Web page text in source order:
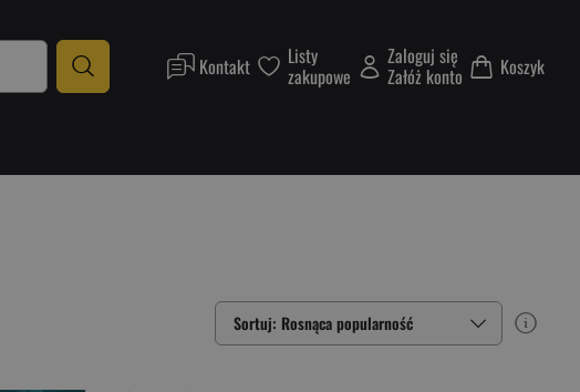
Kontakt Listy
zakupowe
Zaloguj się
Załóż konto Koszyk
Sortuj: Rosnąca popularność